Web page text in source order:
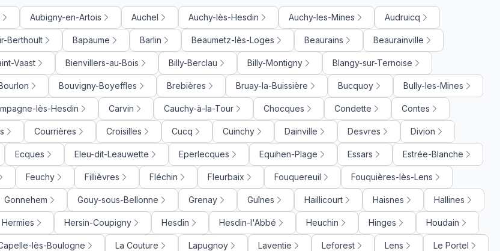
Aubigny-en-Artois Auchel Auchy-lès-Hesdin Auchy-les-Mines Audruicq
Berthoult Bapaume Barlin Beaumetz-lès-Loges Beaurains Beaurainville
Vaast Bienvillers-au-Bois Billy-Berclau Billy-Montigny Blangy-sur-Ternoise
Bouvigny-Boyeffles Brebières Bruay-la-Buissière Bucquoy Bully-les-Mines
lès-Hesdin Carvin Cauchy-à-la-Tour Chocques Condette Contes
Courrières Croisilles Cucq Cuinchy Dainville Desvres Divion
Ecques Eleu-dit-Leauwette Eperlecques Equihen-Plage Essars Estrée-Blanche
Feuchy Fillièvres Fléchin Fleurbaix Fouquereuil Fouquières-lès-Lens
Gonnehem Gouy-sous-Bellonne Grenay Guînes Haillicourt Haisnes Hallines
Hermies Hersin-Coupigny Hesdin Hesdin-l'Abbé Heuchin Hinges Houdain
lès-Boulogne La Couture Lapugnoy Laventie Leforest Lens Le Portel